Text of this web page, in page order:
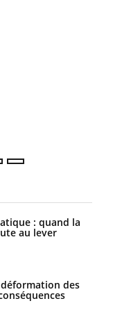
: quand la
au lever
des